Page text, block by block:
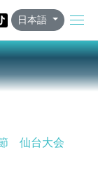
日本語
仙台大会